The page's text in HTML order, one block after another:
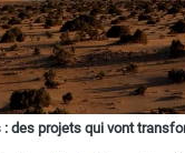
: des projets qui vont